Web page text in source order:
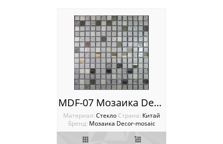
Мозаика Tonomosaic
Мозаика Опера Декора
MDF-07 Мозаика Decor-mosaic
Материал: Стекло Cтрана: Китай
Бренд: Мозаика Decor-mosaic